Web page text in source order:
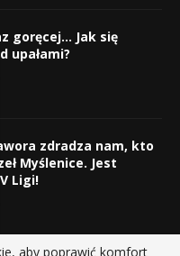
goręcej… Jak się
upałami?
zdradza nam, kto
Myślenice. Jest
Ligi!
aby poprawić komfort